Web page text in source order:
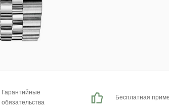
Гарантийные
обязательства
Бесплатная